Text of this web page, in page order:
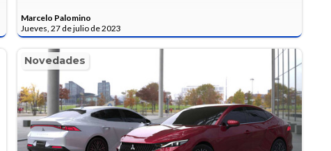
Marcelo Palomino
Jueves, 27 de julio de 2023
Novedades